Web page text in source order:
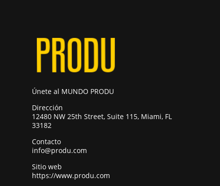
Únete al MUNDO PRODU
Dirección
12480 NW 25th Street, Suite 115, Miami, FL
33182
Contacto
info@produ.com
Sitio web
https://www.produ.com